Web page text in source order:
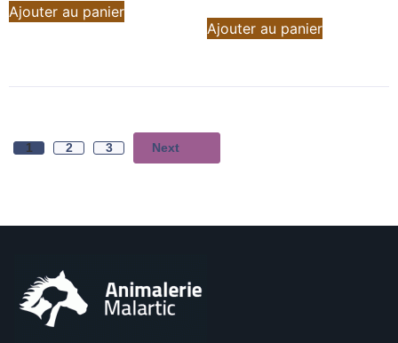
Ajouter au panier
Ajouter au panier
1 2 3 Next